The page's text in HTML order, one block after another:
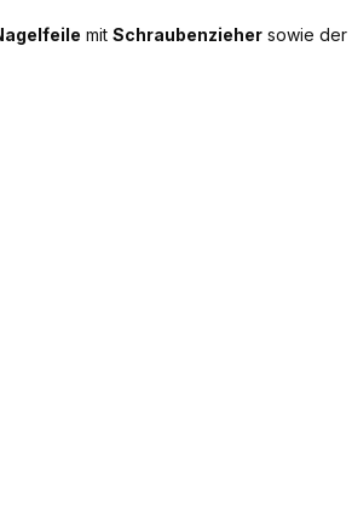
mit Schraubenzieher sowie der